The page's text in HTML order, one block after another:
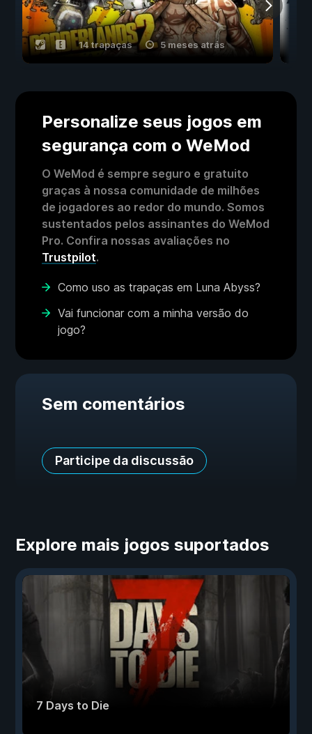
14 trapaças 5 meses atrás
Personalize seus jogos em
segurança com o WeMod
O WeMod é sempre seguro e gratuito
graças à nossa comunidade de milhões
de jogadores ao redor do mundo. Somos
sustentados pelos assinantes do WeMod
Pro. Confira nossas avaliações no
Trustpilot.
Como uso as trapaças em Luna Abyss?
Vai funcionar com a minha versão do
jogo?
Sem comentários
Participe da discussão
Explore mais jogos suportados
7 Days to Die